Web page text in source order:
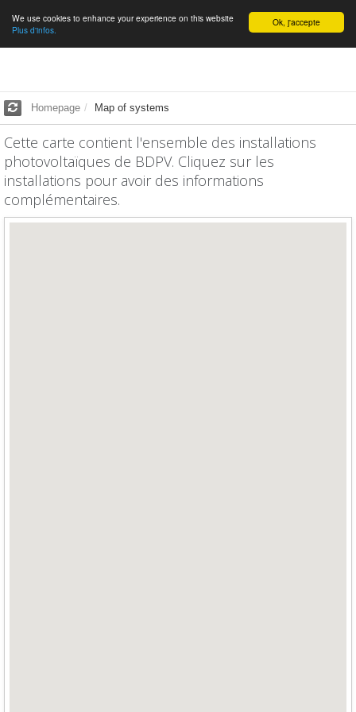
English Ok, j'accepte
We use cookies to enhance your experience on this website
Plus d'infos.
Homepage Map of systems
Cette carte contient l'ensemble des installations
photovoltaïques de BDPV. Cliquez sur les
installations pour avoir des informations
complémentaires.